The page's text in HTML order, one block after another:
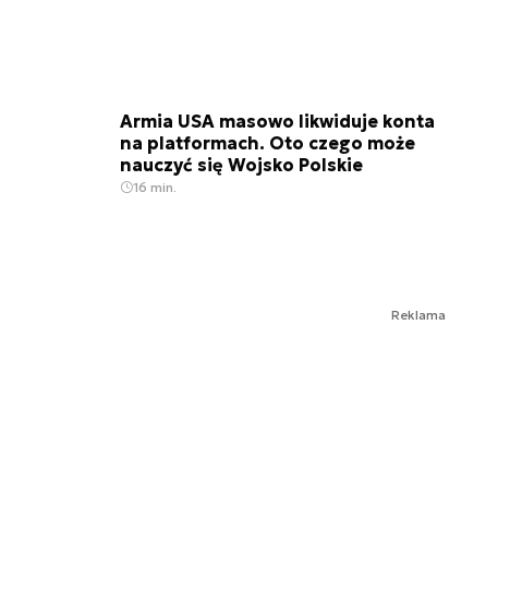
Armia USA masowo likwiduje konta
na platformach. Oto czego może
nauczyć się Wojsko Polskie
16 min.
Reklama